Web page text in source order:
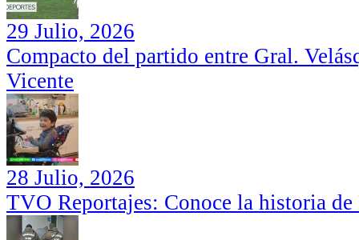
29 Julio, 2026
Compacto del partido entre Gral.
Vicente
28 Julio, 2026
TVO Reportajes: Conoce la historia